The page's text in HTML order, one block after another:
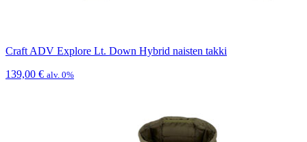
Craft ADV Explore Lt. Down Hybrid naisten takki
139,00 € alv. 0%